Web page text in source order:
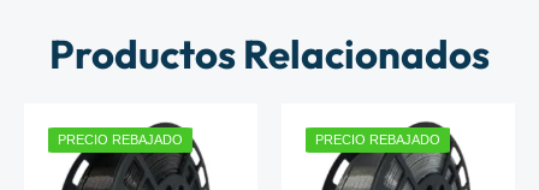
Productos Relacionados
PRECIO REBAJADO PRECIO REBAJADO